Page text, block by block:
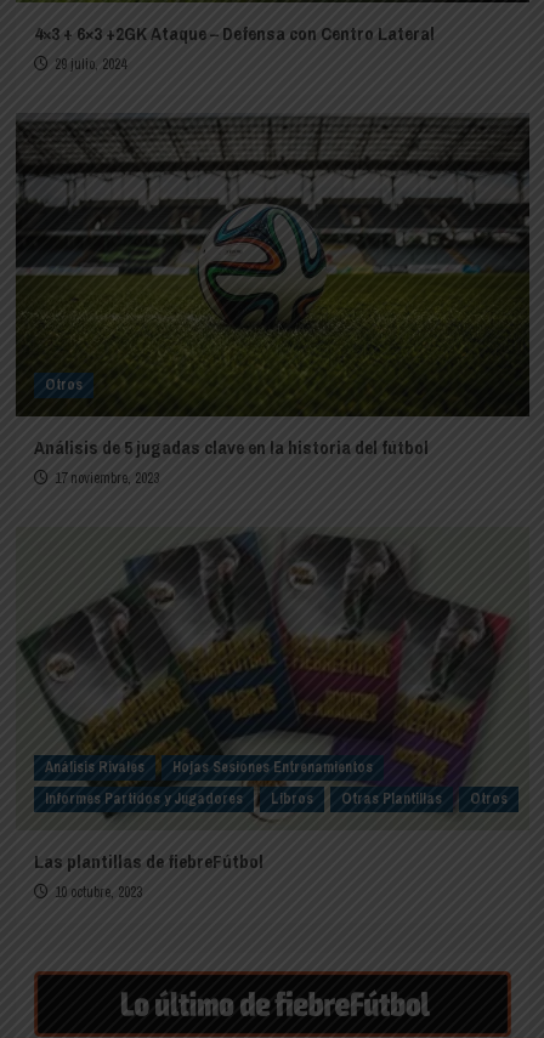
4×3 + 6×3 +2GK Ataque – Defensa con Centro Lateral
29 julio, 2024
Otros
Análisis de 5 jugadas clave en la historia del fútbol
17 noviembre, 2023
Análisis Rivales
Hojas Sesiones Entrenamientos
Informes Partidos y Jugadores
Libros Otras Plantillas Otros
Las plantillas de fiebreFútbol
10 octubre, 2023